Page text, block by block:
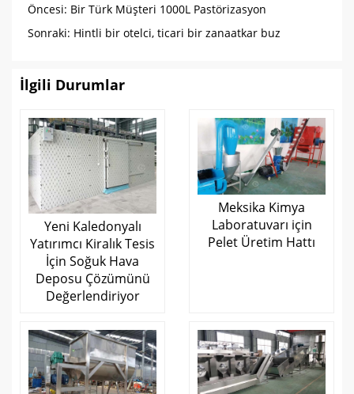
Öncesi: Bir Türk Müşteri 1000L Pastörizasyon
Makinasını Nasıl Seçiyor?
Sonraki: Hintli bir otelci, ticari bir zanaatkar buz
değerlendirdi?
İlgili Durumlar
Yeni Kaledonyalı
Yatırımcı Kiralık Tesis
İçin Soğuk Hava
Deposu Çözümünü
Değerlendiriyor
Meksika Kimya
Laboratuvarı için
Pelet Üretim Hattı